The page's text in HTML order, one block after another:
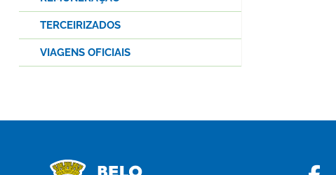
TERCEIRIZADOS
VIAGENS OFICIAIS